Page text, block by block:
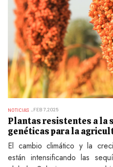
NOTICIAS FEB 7,2025
Plantas resistentes a la
genéticas para la
El cambio climático y la
están intensificando las